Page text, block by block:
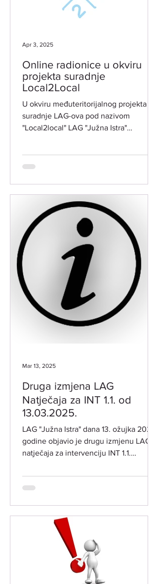
Online radionice u okviru
projekta suradnje
Local2Local
U okviru međuteritorijalnog projekta
suradnje LAG-ova pod nazivom
"Local2local" LAG "Južna Istra"
Apr 3, 2025
Druga izmjena LAG
Natječaja za INT 1.1. od
13.03.2025.
LAG "Južna Istra" dana 13. ožujka 2025.
godine objavio je drugu izmjenu LAG
natječaja za intervenciju INT 1.1.
Mar 13, 2025